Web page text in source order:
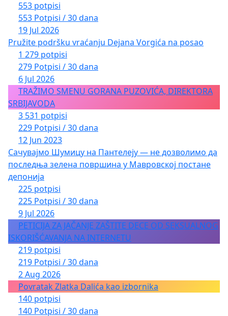
553 potpisi
553 Potpisi / 30 dana
19 Jul 2026
Pružite podršku vraćanju Dejana Vorgića na posao
1 279 potpisi
279 Potpisi / 30 dana
6 Jul 2026
TRAŽIMO SMENU GORANA PUZOVIĆA, DIREKTORA
SRBIJAVODA
3 531 potpisi
229 Potpisi / 30 dana
12 Jun 2023
Сачувајмо Шумицу на Пантелеју — не дозволимо да
последња зелена површина у Мавровској постане
депонија
225 potpisi
225 Potpisi / 30 dana
9 Jul 2026
PETICIJA ZA JAČANJE ZAŠTITE DECE OD SEKSUALNOG
ISKORIŠĆAVANJA NA INTERNETU
219 potpisi
219 Potpisi / 30 dana
2 Aug 2026
Povratak Zlatka Dalića kao izbornika
140 potpisi
140 Potpisi / 30 dana